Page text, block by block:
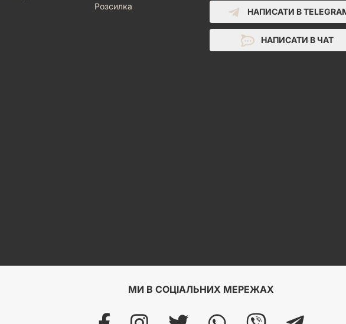
Розсилка
НАПИСАТИ В
НАПИСАТИ В ЧАТ
МИ В СОЦІАЛЬНИХ МЕРЕЖАХ